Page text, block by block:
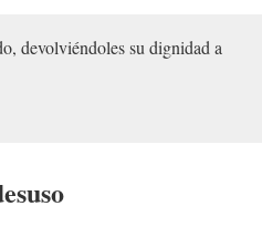
devolviéndoles su dignidad a